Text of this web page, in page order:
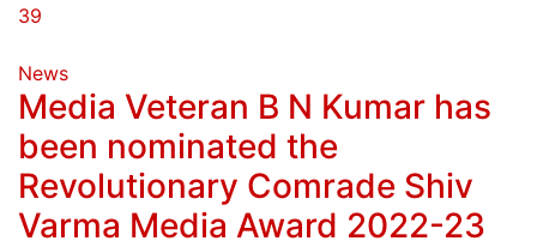
39
News
Media Veteran B N Kumar has
been nominated the
Revolutionary Comrade Shiv
Varma Media Award 2022-23